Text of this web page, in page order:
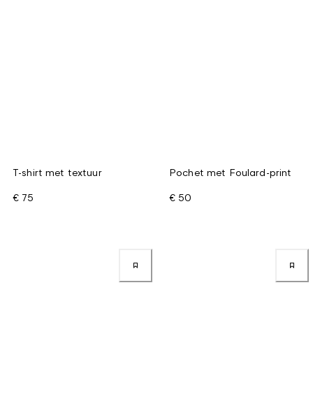
T-shirt met textuur
€ 75
Pochet met Foulard-print
€ 50